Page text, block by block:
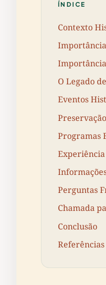
ÍNDICE
Contexto
O Legado
Eventos
Programas
Perguntas
Chamada
Conclusão
Referências